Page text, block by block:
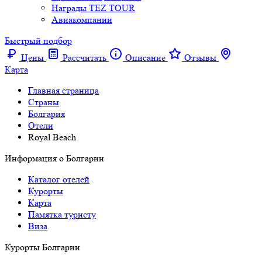
Награды TEZ TOUR
Авиакомпании
Быстрый подбор
Цены
Рассчитать Описание
Отзывы
Карта
Главная страница
Cтраны
Болгария
Отели
Royal Beach
Информация о Болгарии
Каталог отелей
Курорты
Карта
Памятка туристу
Виза
Курорты Болгарии